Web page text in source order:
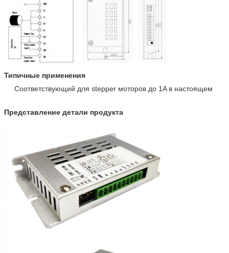
Типичные применения
Соответствующий для stepper моторов до 1A в настоящем
Представление детали продукта